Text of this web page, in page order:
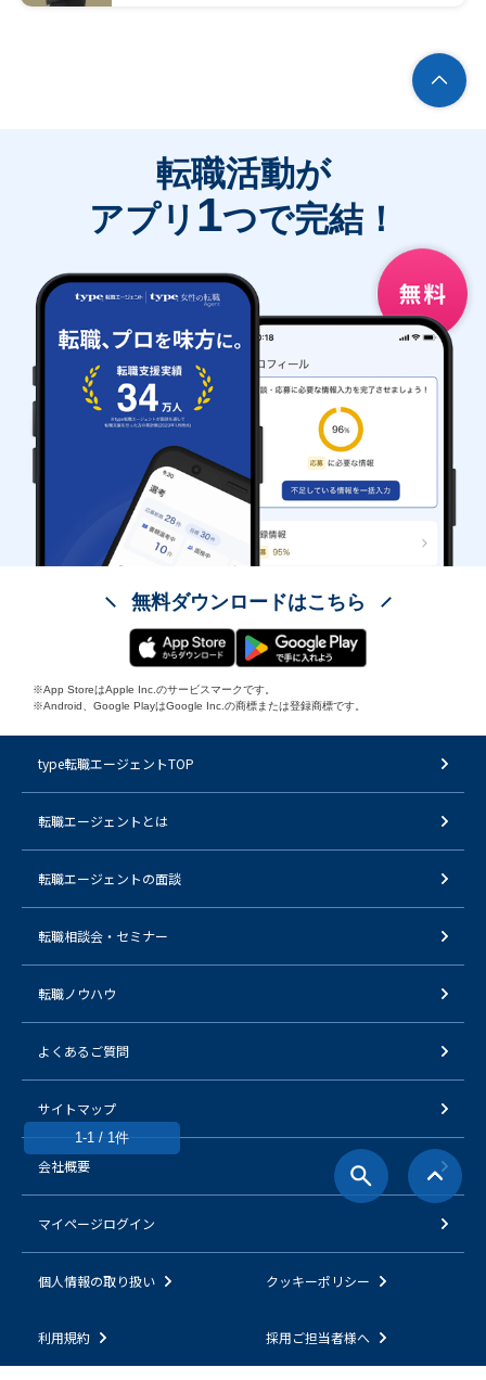
1-1 / 1件
転職活動が
アプリ 1つで完結！
無料ダウンロードはこちら
※App StoreはApple Inc.のサービスマークです。
※Android、Google PlayはGoogle Inc.の商標または登録商標です。
type転職エージェントTOP
転職エージェントとは
転職エージェントの面談
転職相談会・セミナー
転職ノウハウ
よくあるご質問
サイトマップ
会社概要
マイページログイン
個人情報の取り扱い クッキーポリシー
利用規約 採用ご担当者様へ